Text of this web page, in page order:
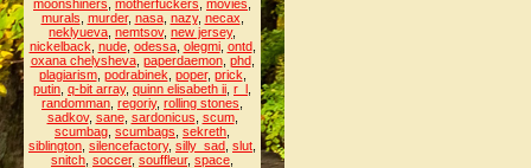
moonshiners motherfuckers movies
murals murder, nasa, nazy, necax
neklyueva nemtsov, new jersey,
nickelback nude, odessa, olegmi, ontd,
oxana chelysheva, paperdaemon, phd,
plagiarism, podrabinek poper, prick
putin q-bit array, quinn elisabeth ii r_l
randomman regoriy, rolling stones
sadkov, sane, sardonicus scum,
scumbag scumbags sekreth
siblington silencefactory, silly_sad slut
snitch soccer, souffleur, space